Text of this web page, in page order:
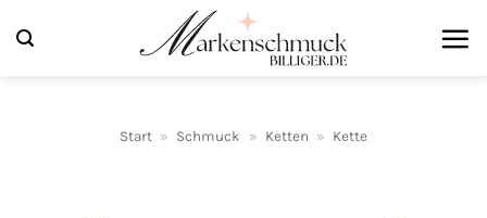
Inhalt
Start » Schmuck » Ketten » Kette